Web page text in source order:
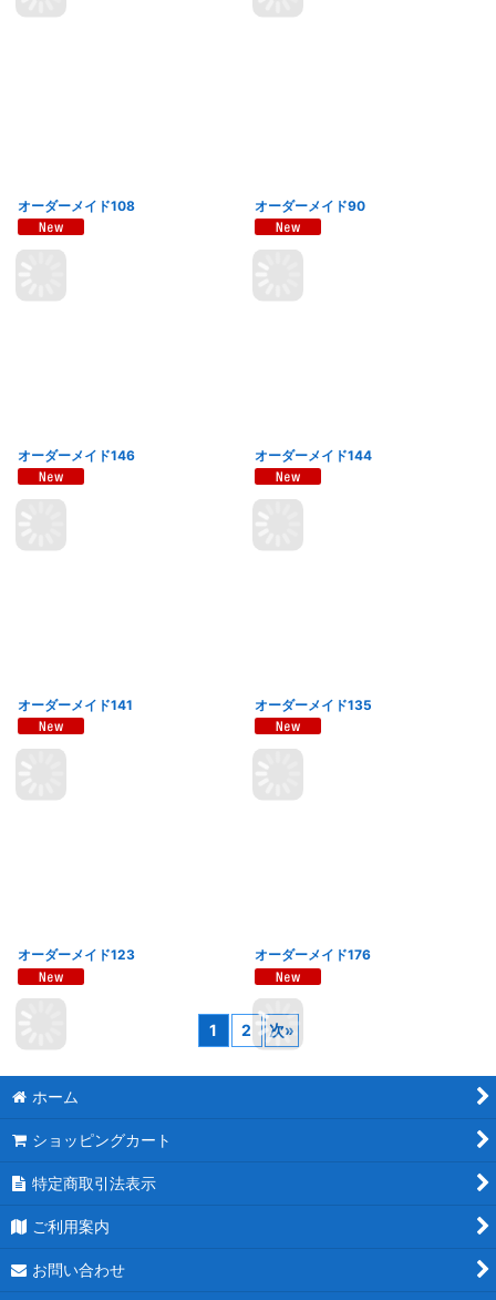
オーダーメイド108 オーダーメイド90
オーダーメイド146 オーダーメイド144
オーダーメイド141 オーダーメイド135
オーダーメイド123 オーダーメイド176
1 2 次»
ホーム
ショッピングカート
特定商取引法表示
ご利用案内
お問い合わせ